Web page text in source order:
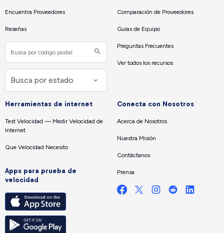
Encuentra Proveedores
Reseñas
Comparación de Proveedores
Guías de Equipo
Preguntas Frecuentes
Ver todos los recursos
Herramientas de internet
Test Velocidad — Medir Velocidad de
Internet
Que Velocidad Necesito
Apps para prueba de
velocidad
Conecta con Nosotros
Acerca de Nosotros
Nuestra Misión
Contáctanos
Prensa